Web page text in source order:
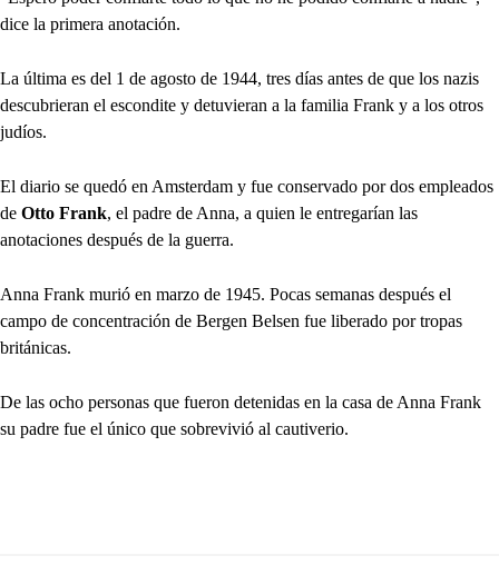
dice la primera anotación.
La última es del 1 de agosto de 1944, tres días antes de que los nazis
descubrieran el escondite y detuvieran a la familia Frank y a los otros
judíos.
El diario se quedó en Amsterdam y fue conservado por dos empleados
de Otto Frank, el padre de Anna, a quien le entregarían las
anotaciones después de la guerra.
Anna Frank murió en marzo de 1945. Pocas semanas después el
campo de concentración de Bergen Belsen fue liberado por tropas
británicas.
De las ocho personas que fueron detenidas en la casa de Anna Frank
su padre fue el único que sobrevivió al cautiverio.